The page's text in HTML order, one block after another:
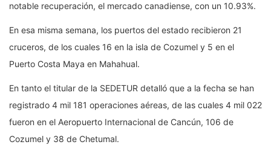
notable recuperación, el mercado canadiense, con un 10.93%.
En esa misma semana, los puertos del estado recibieron 21
cruceros, de los cuales 16 en la isla de Cozumel y 5 en el
Puerto Costa Maya en Mahahual.
En tanto el titular de la SEDETUR detalló que a la fecha se han
registrado 4 mil 181 operaciones aéreas, de las cuales 4 mil 022
fueron en el Aeropuerto Internacional de Cancún, 106 de
Cozumel y 38 de Chetumal.